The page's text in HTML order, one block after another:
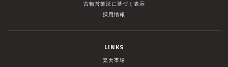
古物営業法に基づく表示
採用情報
LINKS
楽天市場